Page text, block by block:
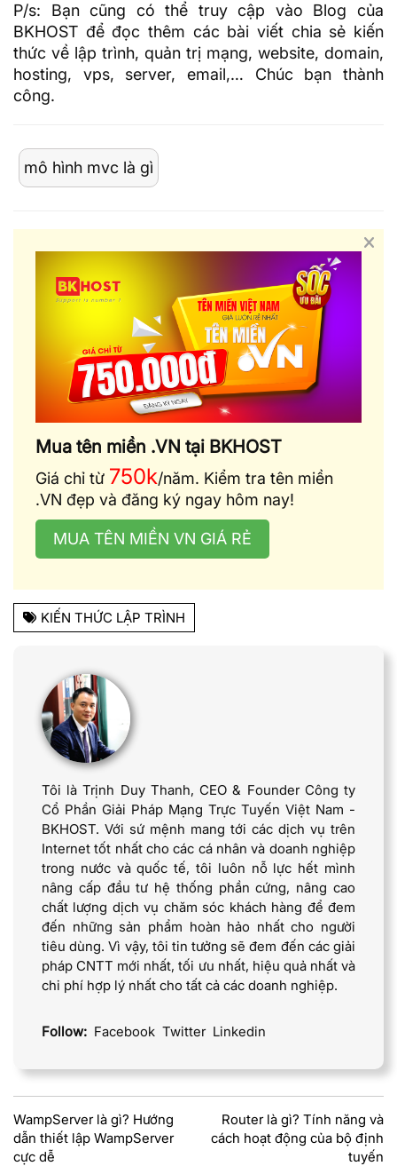
P/s: Bạn cũng có thể truy cập vào Blog của
BKHOST để đọc thêm các bài viết chia sẻ kiến
thức về lập trình, quản trị mạng, website, domain,
hosting, vps, server, email,… Chúc bạn thành
công.
mô hình mvc là gì
Mua tên miền .VN tại BKHOST
Giá chỉ từ 750k/năm. Kiểm tra tên miền
.VN đẹp và đăng ký ngay hôm nay!
MUA TÊN MIỀN VN GIÁ RẺ
KIẾN THỨC LẬP TRÌNH
Tôi là Trịnh Duy Thanh, CEO & Founder Công ty
Cổ Phần Giải Pháp Mạng Trực Tuyến Việt Nam -
BKHOST. Với sứ mệnh mang tới các dịch vụ trên
Internet tốt nhất cho các cá nhân và doanh nghiệp
trong nước và quốc tế, tôi luôn nỗ lực hết mình
nâng cấp đầu tư hệ thống phần cứng, nâng cao
chất lượng dịch vụ chăm sóc khách hàng để đem
đến những sản phẩm hoàn hảo nhất cho người
tiêu dùng. Vì vậy, tôi tin tưởng sẽ đem đến các giải
pháp CNTT mới nhất, tối ưu nhất, hiệu quả nhất và
chi phí hợp lý nhất cho tất cả các doanh nghiệp.
Follow: Facebook Twitter Linkedin
WampServer là gì? Hướng
dẫn thiết lập WampServer
cực dễ
Router là gì? Tính năng và
cách hoạt động của bộ định
tuyến